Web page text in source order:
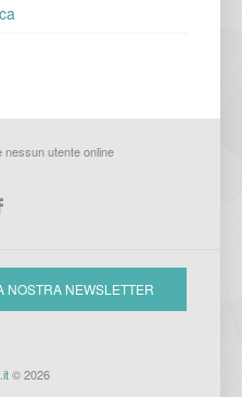
nessun utente online
© 2026